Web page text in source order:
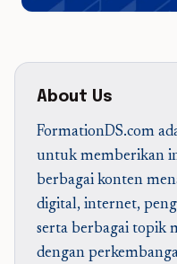
About Us
FormationDS.com
untuk memberikan
berbagai konten
digital, internet,
serta berbagai topik
dengan